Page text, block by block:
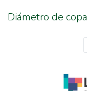
Diámetro de copa